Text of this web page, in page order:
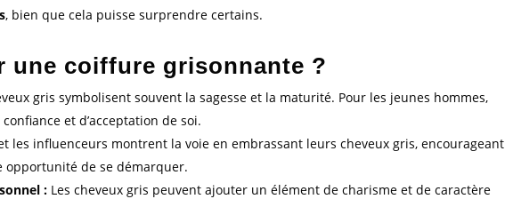
, bien que cela puisse surprendre certains.
une coiffure grisonnante ?
gris symbolisent souvent la sagesse et la maturité. Pour les jeunes hommes,
et d’acceptation de soi.
les influenceurs montrent la voie en embrassant leurs cheveux gris, encourageant
opportunité de se démarquer.
: Les cheveux gris peuvent ajouter un élément de charisme et de caractère